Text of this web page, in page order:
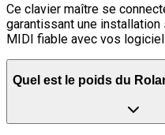
Ce clavier maître se
garantissant une
MIDI fiable avec vos
Quel est le poids du